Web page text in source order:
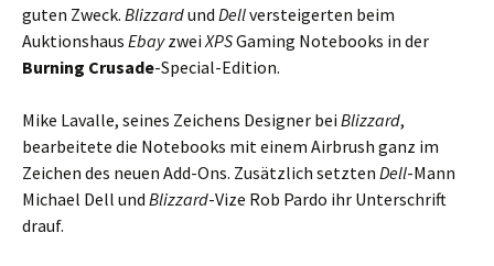
guten Zweck. Blizzardund Dellversteigerten beim
Auktionshaus EbayzweiXPSGaming Notebooks in der
Burning Crusade-Special-Edition.
Mike Lavalle, seines Zeichens Designer bei Blizzard,
bearbeitete die Notebooks mit einem Airbrush ganz im
Zeichen des neuen Add-Ons. Zusätzlich setzten Dell-Mann
Michael Dell und Blizzard-Vize Rob Pardo ihr Unterschrift
drauf.